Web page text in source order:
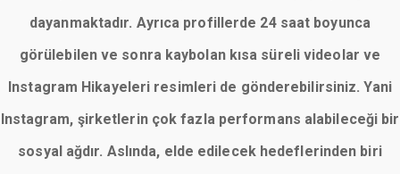
dayanmaktadır. Ayrıca profillerde 24 saat boyunca
görülebilen ve sonra kaybolan kısa süreli videolar ve
Instagram Hikayeleri resimleri de gönderebilirsiniz. Yani
Instagram, şirketlerin çok fazla performans alabileceği bir
sosyal ağdır. Aslında, elde edilecek hedeflerinden biri